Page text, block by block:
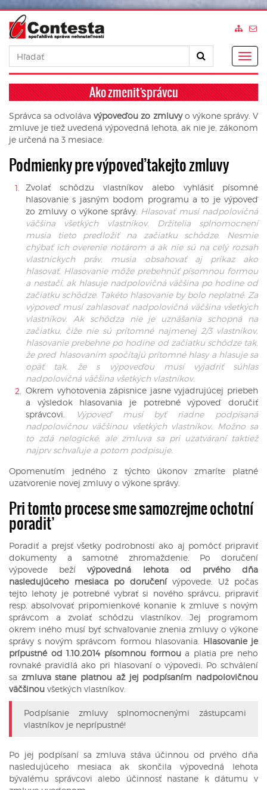
Ako zmeniť správcu
Správca sa odvolávavýpoveďou zo zmluvyo výkone správy. V
zmluve je tiež uvedená výpovedná lehota, ak nie je, zákonom
je určená na 3 mesiace.
Podmienky pre výpoveď takejto zmluvy
Zvolať schôdzu vlastníkov alebo vyhlásiť písomné
hlasovanie s jasným bodom programu a to je výpoveď
zo zmluvy o výkone správy. Hlasovať musí nadpolovičná
väčšina všetkých vlastníkov. Držitelia splnomocnení
musia tieto predložiť na začiatku schôdze. Nesmie
chýbať ich overenie notárom a ak nie sú na celý rozsah
vlastníckych práv, musia obsahovať aj príkaz ako
hlasovať. Hlasovanie môže prebehnúť písomnou formou
a nestačí, ak hlasuje nadpolovičná väčšina po hodine od
začiatku schôdze. Takéto hlasovanie by bolo neplatné. Za
výpoveď musí zahlasovať nadpolovičná väčšina všetkých
vlastníkov. Ak schôdza nie je uznášania schopná na
začiatku, čiže nie sú prítomné najmenej 2/3 vlastníkov,
hlasovanie prebehne po hodine od začiatku schôdze tak,
že pred hlasovaním spočítajú prítomné hlasy a hlasuje sa
opäť tak, že s výpoveďou musí vyjadriť súhlas
nadpolovičná väčšina všetkých vlastníkov.
Okrem vyhotovenia zápisnice jasne vyjadrujúcej priebeh
a výsledok hlasovania je potrebné výpoveď doručiť
správcovi.
Výpoveď musí byť riadne podpísaná
nadpolovičnou väčšinou všetkých vlastníkov. Možno sa
to zdá nelogické, ale zmluva sa pri uzatváraní taktiež
najprv schvaľuje a potom podpisuje.
Opomenutím jedného z týchto úkonov zmaríte platné
uzatvorenie novej zmluvy o výkone správy.
Pri tomto procese sme samozrejme ochotní
poradiť
Poradiť a prejsť všetky podrobnosti ako aj pomôcť pripraviť
dokumenty a samotné zhromaždenie. Po doručení
výpovede bežívýpovedná lehota od prvého dňa
nasledujúceho mesiaca po doručení výpovede. Už počas
tejto lehoty je potrebné vybrať si nového správcu, pripraviť
resp. absolvovať pripomienkové konanie k zmluve s novým
správcom a zvolať schôdzu vlastníkov. Jej programom
okrem iného musí byť schvaľovanie znenia zmluvy o výkone
správy s novým správcom formou hlasovania. Hlasovanie je
prípustné od 1.10.2014 písomnou formoua platia pre neho
rovnaké pravidlá ako pri hlasovaní o výpovedi. Po schválení
sa zmluva stane platnou až jej podpísaním nadpolovičnou
väčšinou všetkých vlastníkov.
Podpísanie zmluvy splnomocnenými zástupcami
vlastníkov je neprípustné!
Po jej podpísaní sa zmluva stáva účinnou od prvého dňa
nasledujúceho mesiaca ak skončila výpovedná lehota
bývalému správcovi alebo účinnosť nastane k dátumu v